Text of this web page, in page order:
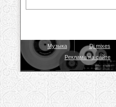
Музыка Dj mixes
Реклама на сайте